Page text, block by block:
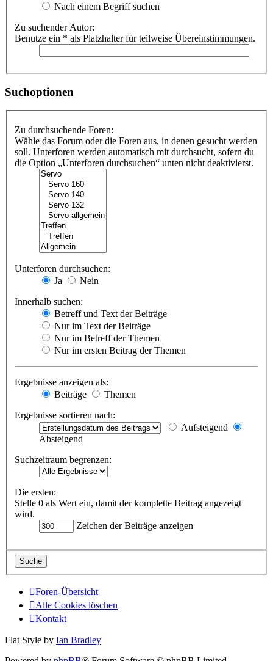
Nach einem Begriff suchen
Zu suchender Autor:
Benutze ein * als Platzhalter für teilweise Übereinstimmungen.
Suchoptionen
Zu durchsuchende Foren:
Wähle das Forum oder die Foren aus, in denen gesucht werden
soll. Unterforen werden automatisch mit durchsucht, sofern du
die Option „Unterforen durchsuchen“ unten nicht deaktivierst.
Unterforen durchsuchen:
Ja
Nein
Innerhalb suchen:
Betreff und Text der Beiträge
Nur im Text der Beiträge
Nur im Betreff der Themen
Nur im ersten Beitrag der Themen
Ergebnisse anzeigen als:
Beiträge
Themen
Ergebnisse sortieren nach:
Aufsteigend
Absteigend
Suchzeitraum begrenzen:
Die ersten:
Stelle 0 als Wert ein, damit der komplette Beitrag angezeigt
wird.
Zeichen der Beiträge anzeigen
Foren-Übersicht
Alle Cookies löschen
Kontakt
Flat Style by Ian Bradley